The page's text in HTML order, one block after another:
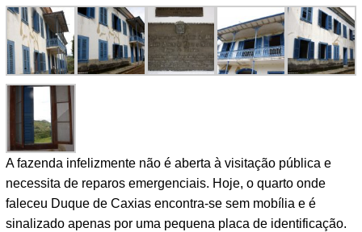
A fazenda infelizmente não é aberta à visitação pública e
necessita de reparos emergenciais. Hoje, o quarto onde
faleceu Duque de Caxias encontra-se sem mobília e é
sinalizado apenas por uma pequena placa de identificação.